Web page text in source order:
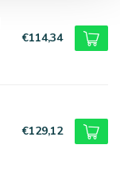
€114,34
€129,12